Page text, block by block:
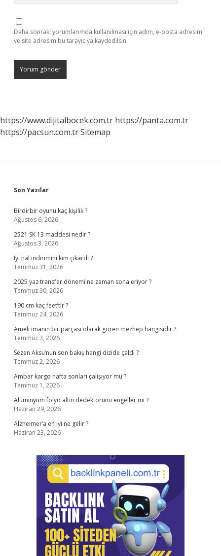
Daha sonraki yorumlarımda kullanılması için adım, e-posta adresim
ve site adresim bu tarayıcıya kaydedilsin.
https://www.dijitalbocek.com.tr https://panta.com.tr
https://pacsun.com.trSitemap
Sidebar
Son Yazılar
Birdirbir oyunu kaç kişilik ?
Ağustos 6, 2026
2521 SK 13 maddesi nedir ?
Ağustos 3, 2026
İyi hal indirimini kim çıkardı ?
Temmuz 31, 2026
2025 yaz transfer dönemi ne zaman sona eriyor ?
Temmuz 30, 2026
190 cm kaç feet’tir ?
Temmuz 24, 2026
Ameli imanın bir parçası olarak gören mezhep hangisidir ?
Temmuz 3, 2026
Sezen Aksu’nun son bakış hangi dizide çaldı ?
Temmuz 2, 2026
Ambar kargo hafta sonları çalışıyor mu ?
Temmuz 1, 2026
Alüminyum folyo altın dedektörünü engeller mi ?
Haziran 29, 2026
Alzheimer’a en iyi ne gelir ?
Haziran 23, 2026